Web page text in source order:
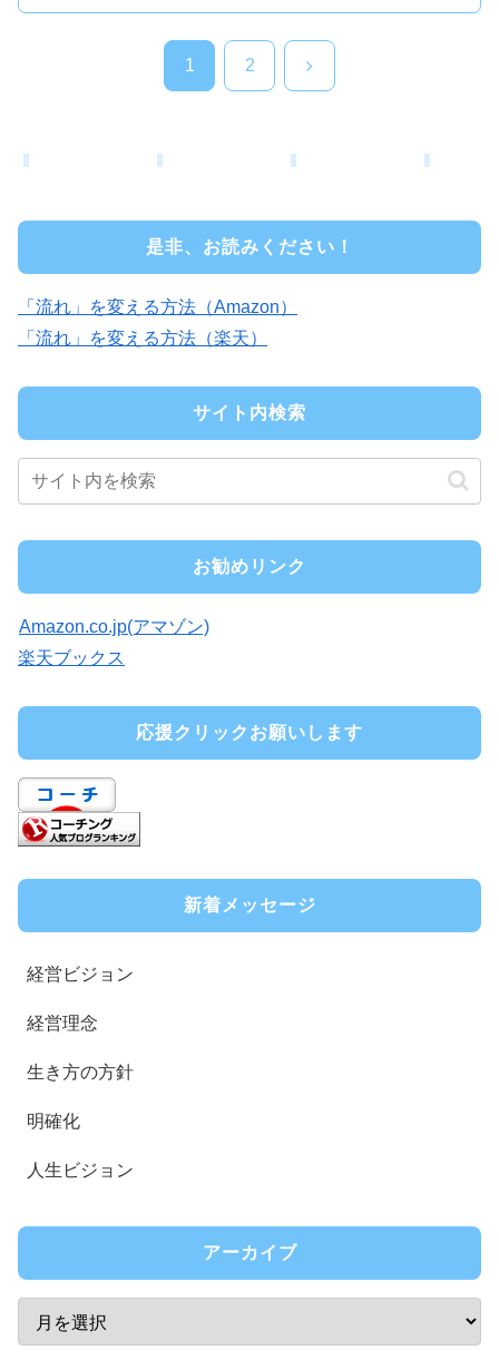
1 2 次
是非、お読みください！
「流れ」を変える方法（Amazon）
「流れ」を変える方法（楽天）
サイト内検索
お勧めリンク
Amazon.co.jp(アマゾン)
楽天ブックス
応援クリックお願いします
新着メッセージ
経営ビジョン
経営理念
生き方の方針
明確化
人生ビジョン
アーカイブ